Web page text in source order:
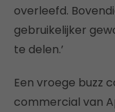
overleefd.
gebruikelijker
te delen.’
Een vroege buzz
commercial van